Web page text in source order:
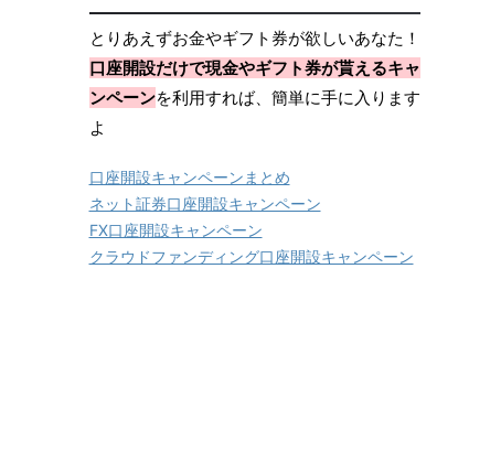
とりあえずお金やギフト券が欲しいあなた！
口座開設だけで現金やギフト券が貰えるキャ
ンペーンを利用すれば、簡単に手に入ります
よ
口座開設キャンペーンまとめ
ネット証券口座開設キャンペーン
FX口座開設キャンペーン
クラウドファンディング口座開設キャンペーン